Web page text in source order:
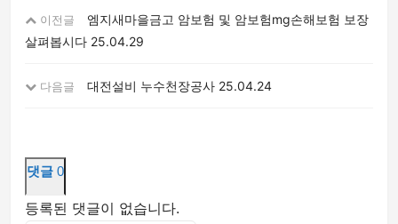
이전글
엠지새마을금고 암보험 및 암보험mg손해보험 보장
살펴봅시다 25.04.29
다음글 대전설비 누수천장공사 25.04.24
댓글 0
등록된 댓글이 없습니다.